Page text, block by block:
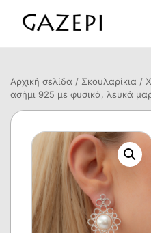
Αρχική σελίδα / Σκουλαρίκια /
ασήμι 925 με φυσικά, λευκά